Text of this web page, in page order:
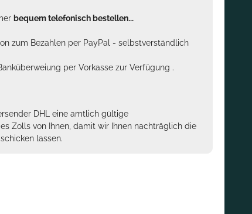
bequem telefonisch bestellen...
zum Bezahlen per PayPal - selbstverständlich
per Vorkasse zur Verfügung .
DHL eine amtlich gültige
Zolls von Ihnen, damit wir Ihnen nachträglich die
lassen.